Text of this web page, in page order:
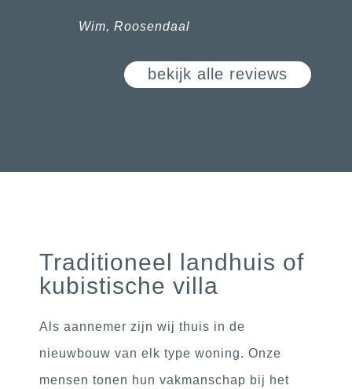
Wim, Roosendaal
bekijk alle reviews
Traditioneel landhuis of
kubistische villa
Als aannemer zijn wij thuis in de
nieuwbouw van elk type woning. Onze
mensen tonen hun vakmanschap bij het